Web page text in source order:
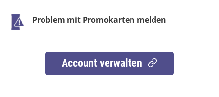
Problem mit Promokarten melden
Account verwalten